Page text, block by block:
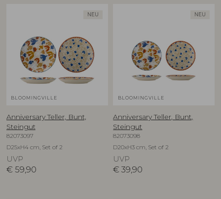
NEU
BLOOMINGVILLE
Anniversary Teller, Bunt,
Steingut
82073097
D25xH4 cm, Set of 2
UVP
€ 59,90
NEU
BLOOMINGVILLE
Anniversary Teller, Bunt,
Steingut
82073098
D20xH3 cm, Set of 2
UVP
€ 39,90